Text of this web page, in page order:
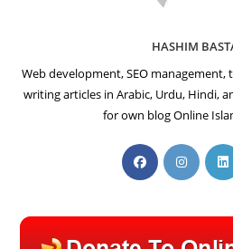
HASHIM
Web development, SEO management,
writing articles in Arabic, Urdu, Hindi,
for own blog Online
Opens
in
new
tab
in
new
tab